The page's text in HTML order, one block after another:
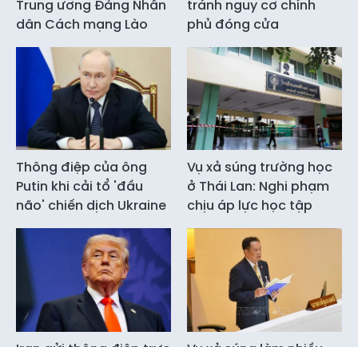
Trung ương Đảng Nhân
dân Cách mạng Lào
tránh nguy cơ chính
phủ đóng cửa
Thông điệp của ông
Putin khi cải tổ 'đầu
não' chiến dịch Ukraine
Vụ xả súng trường học
ở Thái Lan: Nghi phạm
chịu áp lực học tập